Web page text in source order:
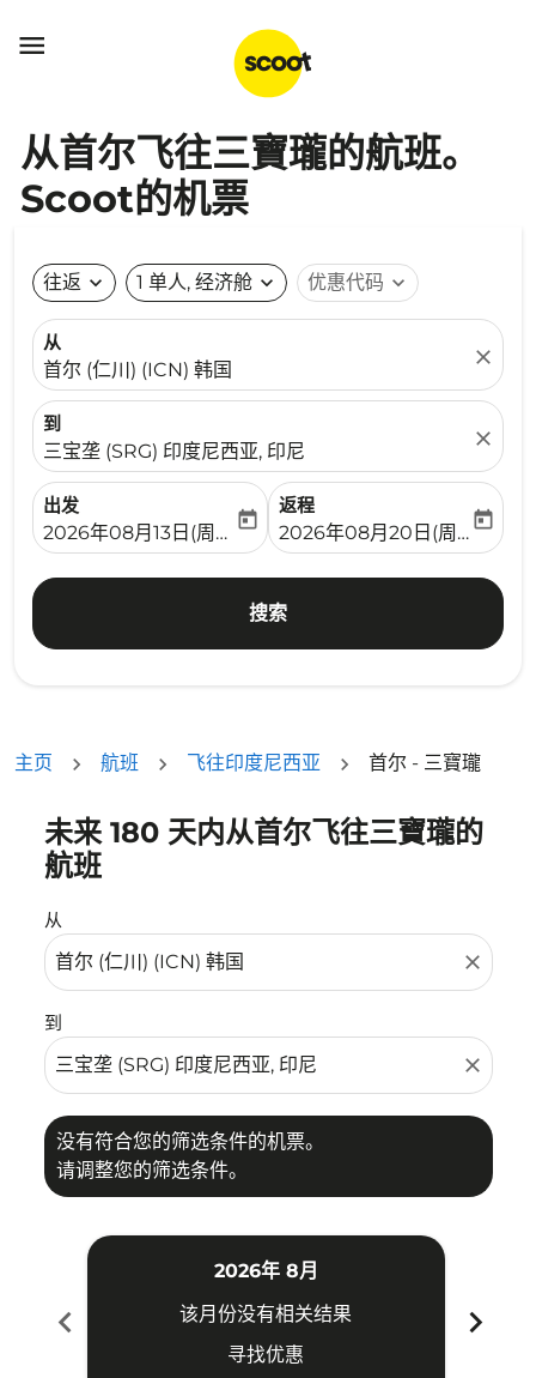

从首尔飞往三寶瓏的航班。
Scoot的机票
往返 expand_more 1 单人, 经济舱 expand_more 优惠代码 expand_more
从
首尔 (仁川) (ICN) 韩国
close
到
三宝垄 (SRG) 印度尼西亚, 印尼
close
出发
fc-booking-departure-date-aria-label
2026年08月13日(周四)
today
返程
fc-booking-return-date-
2026年08月20日(周四)
today
搜索
主页 航班 飞往印度尼西亚 首尔 - 三寶瓏
未来 180 天内从首尔飞往三寶瓏的
航班
从
close
到
close
没有符合您的筛选条件的机票。
请调整您的筛选条件。
没有符合您的筛选条件的机票。请调整您的筛选条件。
chevron_left
2026年 8月
该月份没有相关结果
寻找优惠
chevron_right